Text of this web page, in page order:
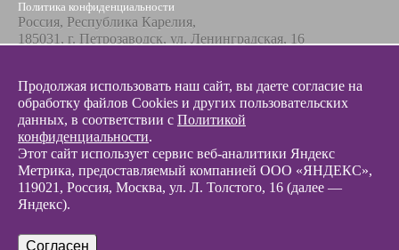
Политика конфиденциальности
Россия, Республика Карелия,
185031, г. Петрозаводск, ул. Ленинградская, 16
+7 8142 67-23-67
Эл. почта
info@glazunovcons.ru
© 2012 - 2026 Разработка и поддержка сайта ООО «
Продолжая использовать наш сайт, вы даете согласие на
обработку файлов Cookies и других пользовательских
данных, в соответствии с Политикой
конфиденциальности.
Этот сайт использует сервис веб-аналитики Яндекс
Метрика, предоставляемый компанией ООО «ЯНДЕКС»,
119021, Россия, Москва, ул. Л. Толстого, 16 (далее —
Яндекс).
Согласен